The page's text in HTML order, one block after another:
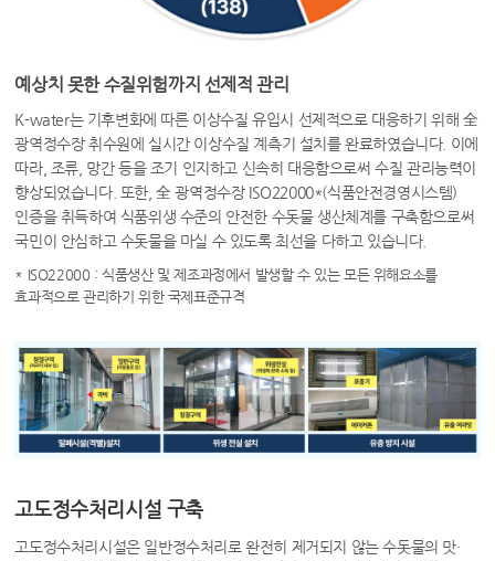
예상치 못한 수질위험까지 선제적 관리
K-water는 기후변화에 따른 이상수질 유입시 선제적으로 대응하기 위해 全
광역정수장 취수원에 실시간 이상수질 계측기 설치를 완료하였습니다. 이에
따라, 조류, 망간 등을 조기 인지하고 신속히 대응함으로써 수질 관리능력이
향상되었습니다. 또한, 全 광역정수장 ISO22000*(식품안전경영시스템)
인증을 취득하여 식품위생 수준의 안전한 수돗물 생산체계를 구축함으로써
국민이 안심하고 수돗물을 마실 수 있도록 최선을 다하고 있습니다.
* ISO22000 : 식품생산 및 제조과정에서 발생할 수 있는 모든 위해요소를
효과적으로 관리하기 위한 국제표준규격
고도정수처리시설 구축
고도정수처리시설은 일반정수처리로 완전히 제거되지 않는 수돗물의 맛·